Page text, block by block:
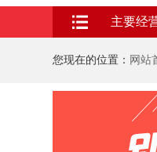
主要经
您现在的位置： 网站